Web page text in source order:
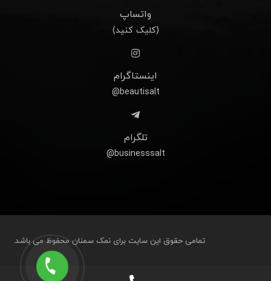
واتساپ
(کلیک کنید)
اینستاگرام
beautisalt@
تلگرام
businesssalt@
تمامی حقوق این سایت برای نمک سمنان محفوظ می باشد.